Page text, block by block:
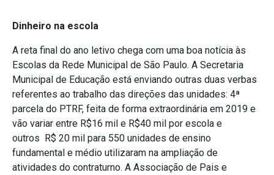
Dinheiro na escola
A reta final do ano letivo chega com uma boa notícia às
Escolas da Rede Municipal de São Paulo. A Secretaria
Municipal de Educação está enviando outras duas verbas
referentes ao trabalho das direções das unidades: 4ª
parcela do PTRF, feita de forma extraordinária em 2019 e
vão variar entre R$16 mil e R$40 mil por escola e
outros R$ 20 mil para 550 unidades de ensino
fundamental e médio utilizaram na ampliação de
atividades do contraturno. A Associação de Pais e